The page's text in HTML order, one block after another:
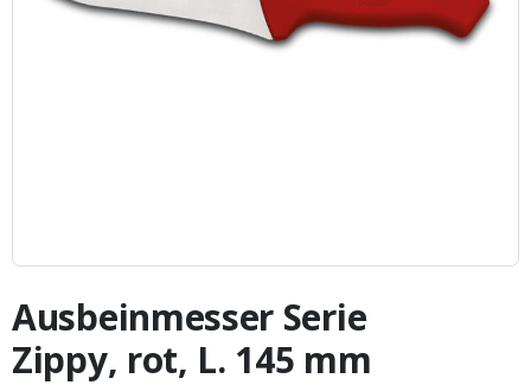
Anfang
der
Bildergalerie
springen
Ausbeinmesser Serie
Zippy, rot, L. 145 mm